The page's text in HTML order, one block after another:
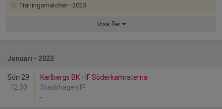
Träningsmatcher - 2023
Visa fler
Januari - 2023
Sön 29
12:00
Karlbergs BK - IF Söderkamraterna
Stadshagen IP
-